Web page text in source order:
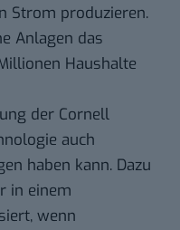
Strom produzieren.
Anlagen das
Haushalte
der Cornell
auch
haben kann. Dazu
in einem
wenn